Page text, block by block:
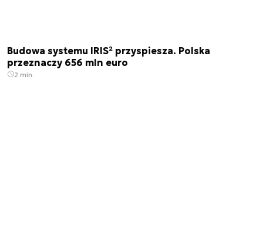
Budowa systemu IRIS² przyspiesza. Polska
przeznaczy 656 mln euro
2 min.